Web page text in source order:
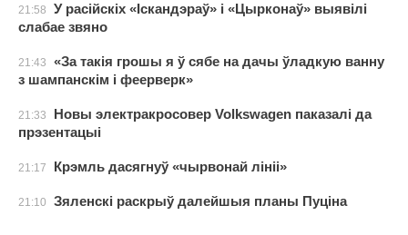
21:58
У расійскіх «Іскандэраў» і «Цырконаў» выявілі
слабае звяно
21:43
«За такія грошы я ў сябе на дачы ўладкую ванну
з шампанскім і феерверк»
21:33
Новы электракросовер Volkswagen паказалі да
прэзентацыі
21:17 Крэмль дасягнуў «чырвонай лініі»
21:10 Зяленскі раскрыў далейшыя планы Пуціна